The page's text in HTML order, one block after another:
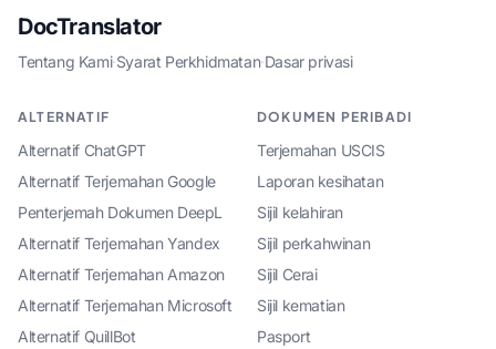
DocTranslator
Tentang Kami·Syarat Perkhidmatan·Dasar privasi
ALTERNATIF
Alternatif ChatGPT
Alternatif Terjemahan Google
Penterjemah Dokumen DeepL
Alternatif Terjemahan Yandex
Alternatif Terjemahan Amazon
Alternatif Terjemahan Microsoft
Alternatif QuillBot
DOKUMEN PERIBADI
Terjemahan USCIS
Laporan kesihatan
Sijil kelahiran
Sijil perkahwinan
Sijil Cerai
Sijil kematian
Pasport